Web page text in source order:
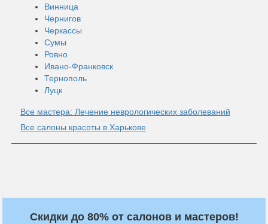
Винница
Чернигов
Черкассы
Сумы
Ровно
Ивано-Франковск
Тернополь
Луцк
Все мастера: Лечение неврологических заболеваний
Все салоны красоты в Харькове
Скидки до 80% от салонов и мастеров!